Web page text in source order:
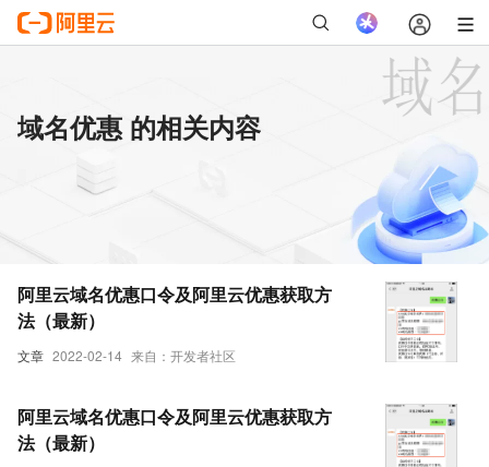
域名优惠 的相关内容
文章 2022-02-14 来自：开发者社区
阿里云域名优惠口令及阿里云优惠获取方
法（最新）
阿里云域名优惠口令及阿里云优惠获取方
法（最新）